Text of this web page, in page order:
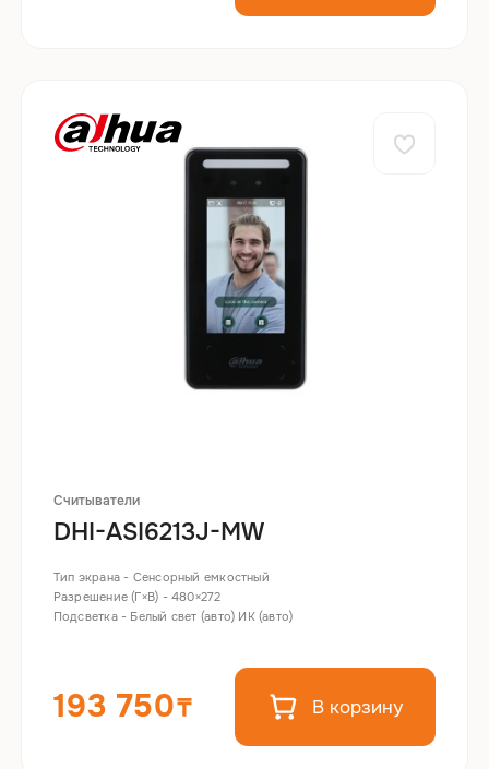
Считыватели
DHI-ASI6213J-MW
Тип экрана - Сенсорный емкостный
Разрешение (Г×В) - 480×272
Подсветка - Белый свет (авто) ИК (авто)
193 750 В корзину